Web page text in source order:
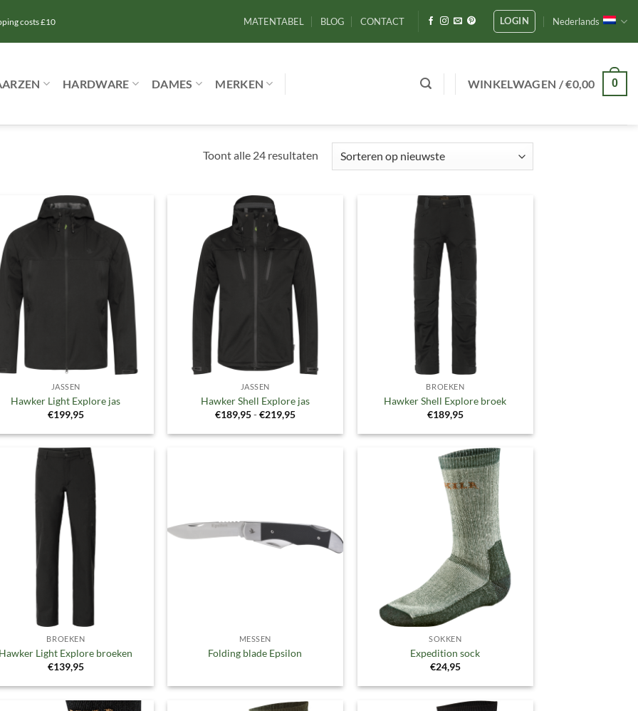
costs £10 MATENTABEL BLOG CONTACT LOGIN Nederlands
HARDWARE DAMES MERKEN WINKELWAGEN /€0,00 0
Toont alle 24 resultatenGesorteerd
Toevoegen
aan
verlanglijst
JASSEN
Hawker Light Explore jas
€199,95
Toevoegen
aan
verlanglijst
JASSEN
Hawker Shell Explore jas
€189,95-€219,95Prijsklasse:
tot
BROEKEN
Hawker Shell Explore broek
€189,95
BROEKEN
Light Explore broeken
€139,95
MESSEN
Folding blade Epsilon
Toevoegen
aan
verlanglijst
SOKKEN
Expedition sock
€24,95